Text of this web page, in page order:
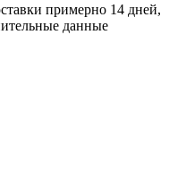
примерно 14 дней,
данные